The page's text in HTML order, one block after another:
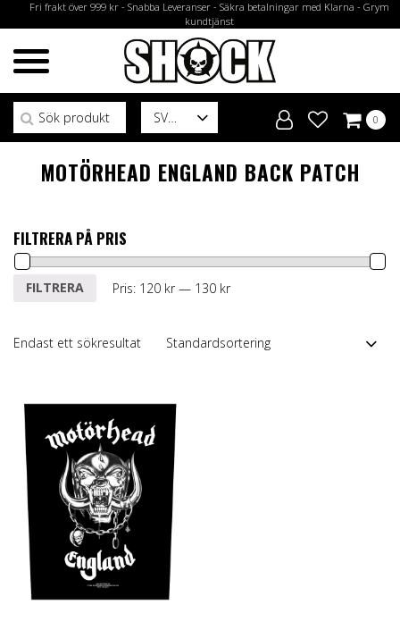
Fri frakt över 999 kr - Snabba Leveranser - Säkra betalningar med Klarna - Grym
kundtjänst
SV
Sök efter:
0
MOTÖRHEAD ENGLAND BACK PATCH
FILTRERA PÅ PRIS
Min
MaxFILTRERA Pris: 120 kr— 130 kr
Endast ett sökresultat